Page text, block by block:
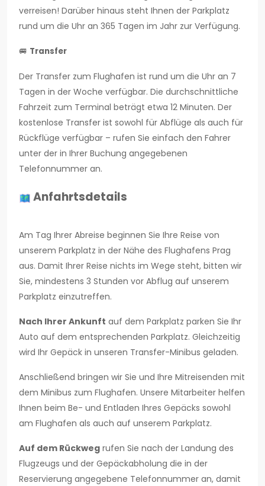
verreisen! Darüber hinaus steht Ihnen der Parkplatz
rund um die Uhr an 365 Tagen im Jahr zur Verfügung.
🚐 Transfer
Der Transfer zum Flughafen ist rund um die Uhr an 7
Tagen in der Woche verfügbar. Die durchschnittliche
Fahrzeit zum Terminal beträgt etwa 12 Minuten. Der
kostenlose Transfer ist sowohl für Abflüge als auch für
Rückflüge verfügbar – rufen Sie einfach den Fahrer
unter der in Ihrer Buchung angegebenen
Telefonnummer an.
Anfahrtsdetails
Am Tag Ihrer Abreise beginnen Sie Ihre Reise von
unserem Parkplatz in der Nähe des Flughafens Prag
aus. Damit Ihrer Reise nichts im Wege steht, bitten wir
Sie, mindestens 3 Stunden vor Abflug auf unserem
Parkplatz einzutreffen.
Nach Ihrer Ankunft auf dem Parkplatz parken Sie Ihr
Auto auf dem entsprechenden Parkplatz. Gleichzeitig
wird Ihr Gepäck in unseren Transfer-Minibus geladen.
Anschließend bringen wir Sie und Ihre Mitreisenden mit
dem Minibus zum Flughafen. Unsere Mitarbeiter helfen
Ihnen beim Be- und Entladen Ihres Gepäcks sowohl
am Flughafen als auch auf unserem Parkplatz.
Auf dem Rückweg rufen Sie nach der Landung des
Flugzeugs und der Gepäckabholung die in der
Reservierung angegebene Telefonnummer an, damit